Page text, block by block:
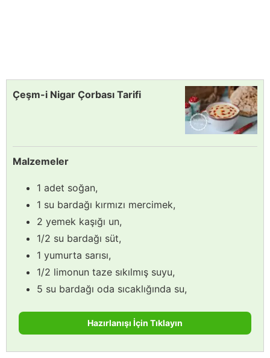
Çeşm-i Nigar Çorbası Tarifi
Malzemeler
1 adet soğan,
1 su bardağı kırmızı mercimek,
2 yemek kaşığı un,
1/2 su bardağı süt,
1 yumurta sarısı,
1/2 limonun taze sıkılmış suyu,
5 su bardağı oda sıcaklığında su,
Hazırlanışı İçin Tıklayın